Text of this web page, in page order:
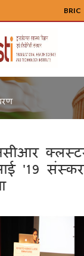
BRIC
'19